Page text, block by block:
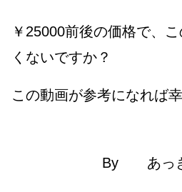
￥25000前後の価格で、
くないですか？
この動画が参考になれば
By あっき